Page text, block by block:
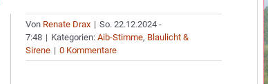
Von Renate Drax | So. 22.12.2024 -
7:48 | Kategorien:Aib-Stimme, Blaulicht &
Sirene | 0 Kommentare